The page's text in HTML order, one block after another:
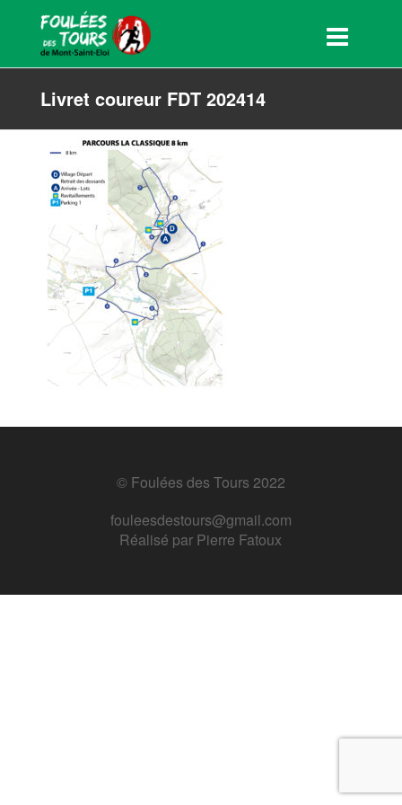
Livret coureur FDT 202414
© Foulées des Tours 2022
fouleesdestours@gmail.com
Réalisé par Pierre Fatoux